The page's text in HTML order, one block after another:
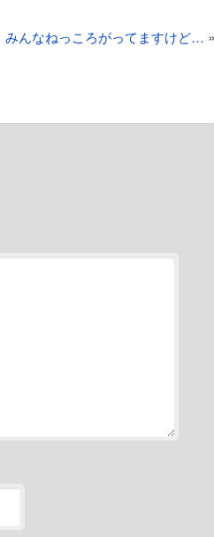
みんなねっころがってますけど… »